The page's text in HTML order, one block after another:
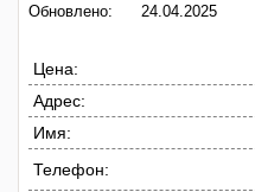
Обновлено:
24.04.2025
Цена:
Адрес:
Имя:
Телефон: